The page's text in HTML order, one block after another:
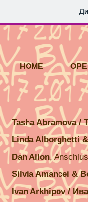
HOME
Tasha Abramova /
Linda Alborghetti
Dan Allon,
Silvia Amancei &
Ivan Arkhipov /